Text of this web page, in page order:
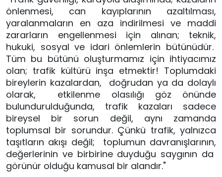
önlenmesi, can kayıplarının azaltılması,
yaralanmaların en aza indirilmesi ve maddi
zararların engellenmesi için alınan; teknik,
hukuki, sosyal ve idari önlemlerin bütünüdür.
Tüm bu bütünü oluşturmamız için ihtiyacımız
olan; trafik kültürü inşa etmektir! Toplumdaki
bireylerin kazalardan, doğrudan ya da dolaylı
olarak, etkilenme olasılığı göz önünde
bulundurulduğunda, trafik kazaları sadece
bireysel bir sorun değil, aynı zamanda
toplumsal bir sorundur. Çünkü trafik, yalnızca
taşıtların akışı değil; toplumun davranışlarının,
değerlerinin ve birbirine duyduğu saygının da
görünür olduğu kamusal bir alandır."